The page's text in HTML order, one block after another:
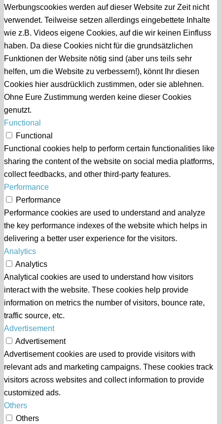
Werbungscookies werden auf dieser Website zur Zeit nicht
verwendet. Teilweise setzen allerdings eingebettete Inhalte
wie z.B. Videos eigene Cookies, auf die wir keinen Einfluss
haben. Da diese Cookies nicht für die grundsätzlichen
Funktionen der Website nötig sind (aber uns teils sehr
helfen, um die Website zu verbessern!), könnt Ihr diesen
Cookies hier ausdrücklich zustimmen, oder sie ablehnen.
Ohne Eure Zustimmung werden keine dieser Cookies
genutzt.
Functional
Functional
Functional cookies help to perform certain functionalities like
sharing the content of the website on social media platforms,
collect feedbacks, and other third-party features.
Performance
Performance
Performance cookies are used to understand and analyze
the key performance indexes of the website which helps in
delivering a better user experience for the visitors.
Analytics
Analytics
Analytical cookies are used to understand how visitors
interact with the website. These cookies help provide
information on metrics the number of visitors, bounce rate,
traffic source, etc.
Advertisement
Advertisement
Advertisement cookies are used to provide visitors with
relevant ads and marketing campaigns. These cookies track
visitors across websites and collect information to provide
customized ads.
Others
Others